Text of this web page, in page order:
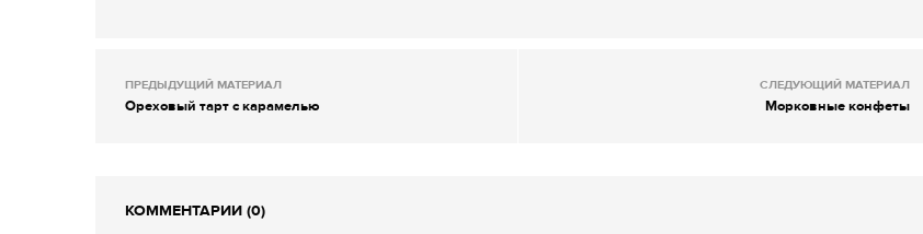
ПРЕДЫДУЩИЙ МАТЕРИАЛ
Ореховый тарт с карамелью
СЛЕДУЮЩИЙ МАТЕРИАЛ
Морковные конфеты
КОММЕНТАРИИ (0)